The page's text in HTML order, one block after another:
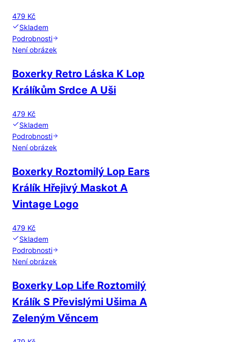
479 Kč
Skladem
Podrobnosti
Není obrázek
Boxerky Retro Láska K Lop
Králíkům Srdce A Uši
479 Kč
Skladem
Podrobnosti
Není obrázek
Boxerky Roztomilý Lop Ears
Králík Hřejivý Maskot A
Vintage Logo
479 Kč
Skladem
Podrobnosti
Není obrázek
Boxerky Lop Life Roztomilý
Králík S Převislými Ušima A
Zeleným Věncem